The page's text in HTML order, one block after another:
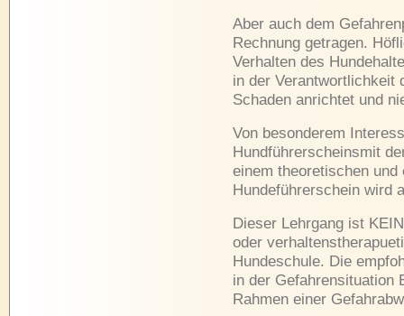
Aber auch dem
Rechnung getragen.
Verhalten des
in der Verantwortlichkeit
Schaden anrichtet und
Von besonderem
Hundführerscheinsmit
einem theoretischen
Hundeführerschein wird
Dieser Lehrgang ist
oder
Hundeschule. Die
in der Gefahrensituation
Rahmen einer